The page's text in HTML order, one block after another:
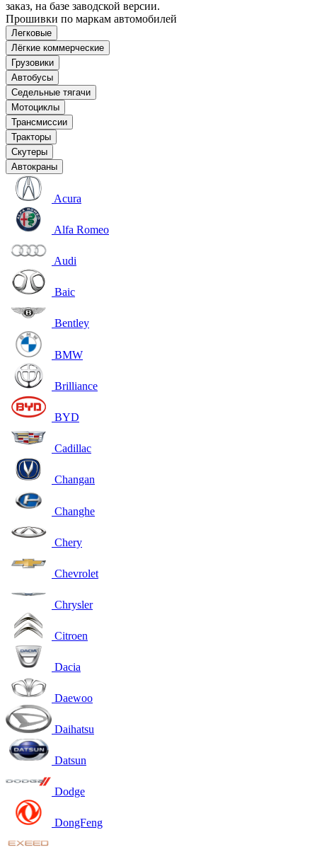
заказ, на базе заводской версии.
Прошивки по маркам автомобилей
Легковые
Лёгкие коммерческие
Грузовики
Автобусы
Седельные тягачи
Мотоциклы
Трансмиссии
Тракторы
Скутеры
Автокраны
Acura
Alfa Romeo
Audi
Baic
Bentley
BMW
Brilliance
BYD
Cadillac
Changan
Changhe
Chery
Chevrolet
Chrysler
Citroen
Dacia
Daewoo
Daihatsu
Datsun
Dodge
DongFeng